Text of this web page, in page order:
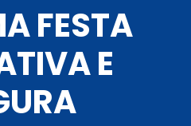
FESTA
E